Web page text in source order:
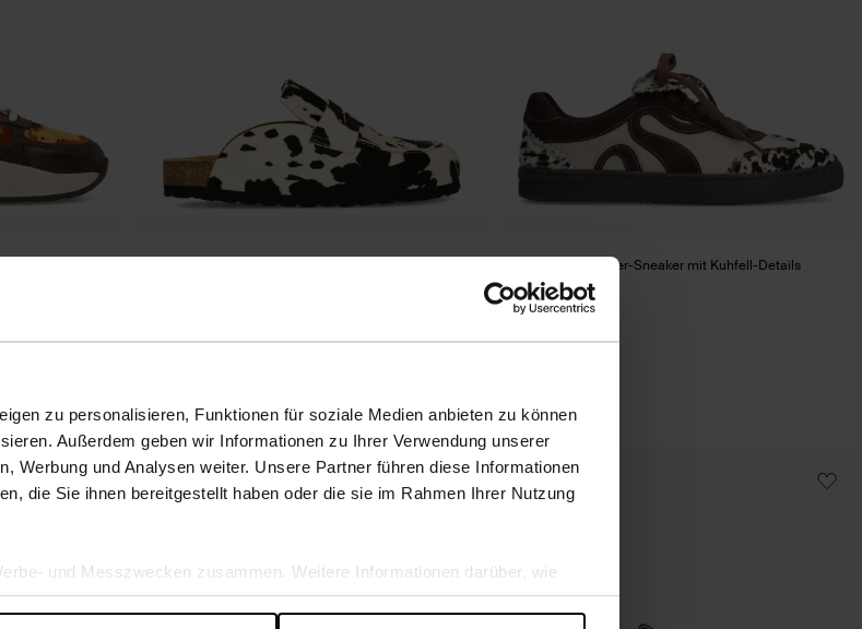
zu personalisieren, Funktionen für soziale Medien anbieten zu können
Außerdem geben wir Informationen zu Ihrer Verwendung unserer
Werbung und Analysen weiter. Unsere Partner führen diese Informationen
die Sie ihnen bereitgestellt haben oder die sie im Rahmen Ihrer Nutzung
und Messzwecken zusammen. Weitere Informationen darüber, wie
finden Sie auf derSeite zur geschäftlichen Sicherheit und zum
Braune Veloursleder-Sneaker mit Kuhfell-Details
135.00
54.00
- 60%